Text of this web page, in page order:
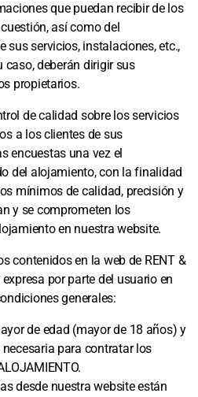
que puedan recibir de los
así como del
servicios, instalaciones, etc.,
caso, deberán dirigir sus
propietarios.
de calidad sobre los servicios
a los clientes de sus
encuestas una vez el
del alojamiento, con la finalidad
mínimos de calidad, precisión y
y se comprometen los
en nuestra website.
contenidos en la web de RENT &
por parte del usuario en
generales:
de edad (mayor de 18 años) y
para contratar los
desde nuestra website están